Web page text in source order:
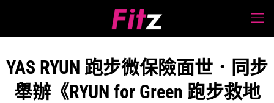
YAS RYUN 跑步微保險面世．同步
舉辦《RYUN for Green 跑步救地